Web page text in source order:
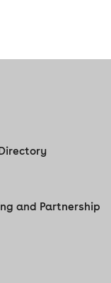
and Partnership